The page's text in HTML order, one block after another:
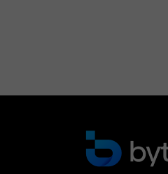
plataformas
para
y supervisión
específicos para